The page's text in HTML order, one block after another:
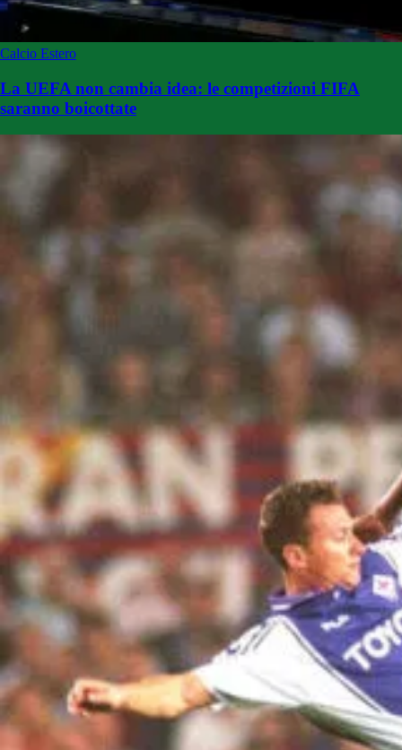
Calcio Estero
La UEFA non cambia idea: le competizioni FIFA
saranno boicottate